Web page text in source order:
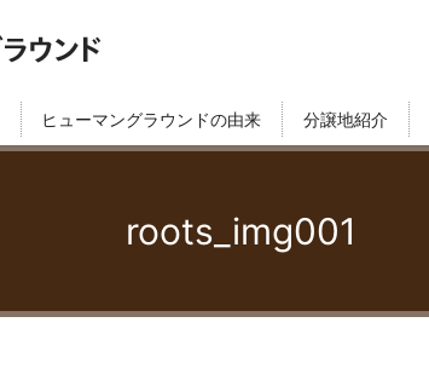
ヒューマングラウンドの由来 分譲地紹介
roots_img001